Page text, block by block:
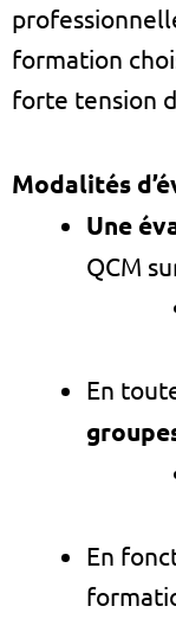
formation
forte tension
Modalités
Une
QCM
En
En